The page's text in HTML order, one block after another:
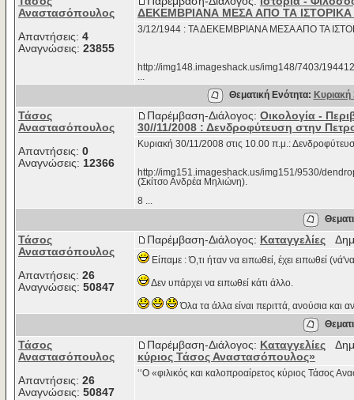
Αναστασόπουλος
Απαντήσεις: 4
Αναγνώσεις: 23855
ΔΕΚΕΜΒΡΙΑΝΑ ΜΕΣΑ ΑΠΟ ΤΑ
3/12/1944 : ΤΑ ΔΕΚΕΜΒΡΙΑΝΑ ΜΕΣΑ ΑΠΟ ΤΑ
http://img148.imageshack.us/img148/7403/
Θεματική Ενότητα:
Τάσος
Αναστασόπουλος
Απαντήσεις: 0
Αναγνώσεις: 12366
Παρέμβαση-Διάλογος: Οικολογία -
30//11/2008 : Δενδροφύτευση στην
Κυριακή 30/11/2008 στις 10.00 π.μ.:
http://img151.imageshack.us/img151/9530/
(Σκίτσο Ανδρέα Μηλιώνη).
8 ...
Τάσος
Αναστασόπουλος
Απαντήσεις: 26
Αναγνώσεις: 50847
Παρέμβαση-Διάλογος: Καταγγελίες
Είπαμε : Ό,τι ήταν να ειπωθεί, έχει ειπωθεί
Δεν υπάρχει να ειπωθεί κάτι άλλο.
Όλα τα άλλα είναι περιττά, ανούσια και
Τάσος
Αναστασόπουλος
Απαντήσεις: 26
Αναγνώσεις: 50847
Παρέμβαση-Διάλογος: Καταγγελίες
κύριος Τάσος Αναστασόπουλος»
‘‘Ο «φιλικός και καλοπροαίρετος κύριος Τάσος